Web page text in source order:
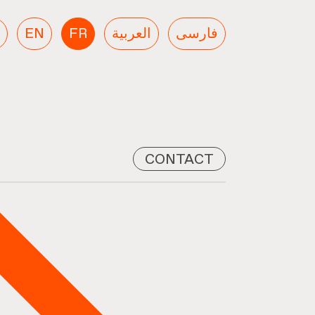
EN FR العربية فارسی
CONTACT